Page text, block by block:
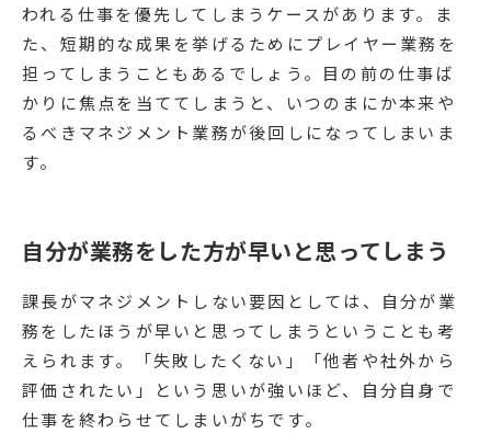
われる仕事を優先してしまうケースがあります。ま
た、短期的な成果を挙げるためにプレイヤー業務を
担ってしまうこともあるでしょう。目の前の仕事ば
かりに焦点を当ててしまうと、いつのまにか本来や
るべきマネジメント業務が後回しになってしまいま
す。
自分が業務をした方が早いと思ってしまう
課長がマネジメントしない要因としては、自分が業
務をしたほうが早いと思ってしまうということも考
えられます。「失敗したくない」「他者や社外から
評価されたい」という思いが強いほど、自分自身で
仕事を終わらせてしまいがちです。